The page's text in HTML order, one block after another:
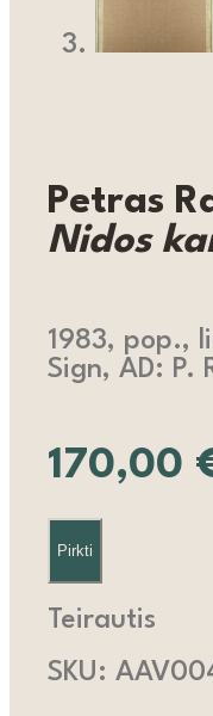
Petras
Nidos
1983, pop.,
Sign, AD: P.
170,00
Pirkti
Teirautis
SKU: